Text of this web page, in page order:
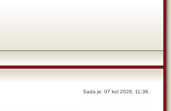
Sada je: 07 kol 2026, 11:36.